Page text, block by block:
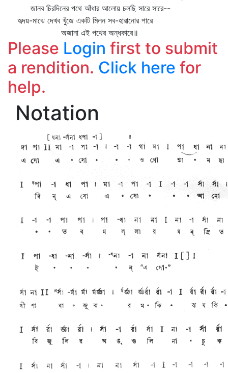
জানব চিরদিনের পথে আঁধার আলোয় চলছি সারে সারে--
হৃদয়-মাঝে দেখব খুঁজে একটি মিলন সব-হারানোর পারে
অজানা এই পথের অন্ধকারে॥
Please Login first to submit
a rendition. Click here for
help.
Notation